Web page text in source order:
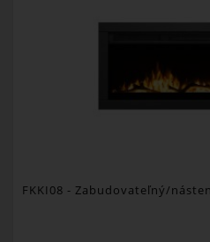
FKKI08 - Zabudovateľný/